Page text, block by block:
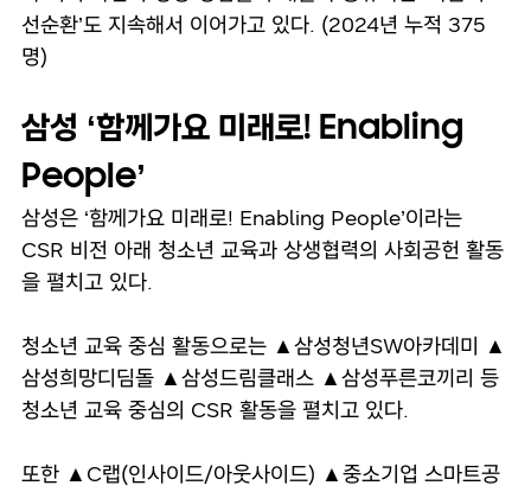
선순환’도 지속해서 이어가고 있다. (2024년 누적 375
명)
삼성 ‘함께가요 미래로! Enabling
People’
삼성은 ‘함께가요 미래로! Enabling People’이라는
CSR 비전 아래 청소년 교육과 상생협력의 사회공헌 활동
을 펼치고 있다.
청소년 교육 중심 활동으로는 ▲삼성청년SW아카데미 ▲
삼성희망디딤돌 ▲삼성드림클래스 ▲삼성푸른코끼리 등
청소년 교육 중심의 CSR 활동을 펼치고 있다.
또한 ▲C랩(인사이드/아웃사이드) ▲중소기업 스마트공